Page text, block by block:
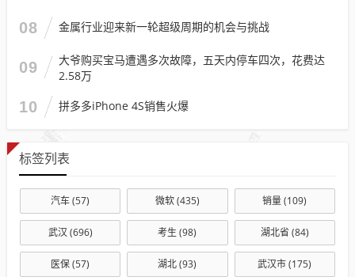
08 金属行业迎来新一轮超级周期的机会与挑战
09
大爷购买宝马遭遇多次故障，五天内停车四次，花费达
2.58万
10 拼多多iPhone 4S销售火爆
标签列表
汽车(57) 微软(435) 销量(109)
武汉 (696) 考生 (98) 湖北省 (84)
医保(57) 湖北(93) 武汉市(175)